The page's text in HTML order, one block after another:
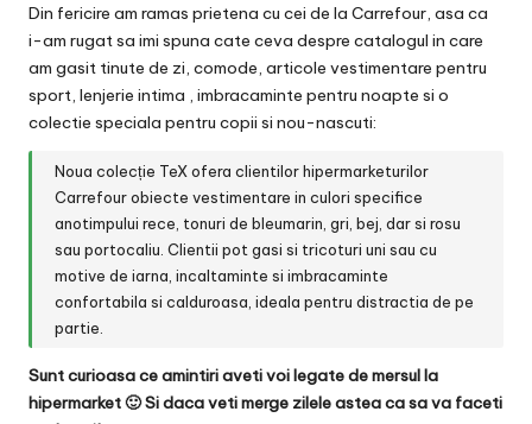
Din fericire am ramas prietena cu cei de la Carrefour, asa ca
i-am rugat sa imi spuna cate ceva despre catalogul in care
am gasit tinute de zi, comode, articole vestimentare pentru
sport, lenjerie intima , imbracaminte pentru noapte si o
colectie speciala pentru copii si nou-nascuti:
Noua colecție TeX ofera clientilor hipermarketurilor
Carrefour obiecte vestimentare in culori specifice
anotimpului rece, tonuri de bleumarin, gri, bej, dar si rosu
sau portocaliu. Clientii pot gasi si tricoturi uni sau cu
motive de iarna, incaltaminte si imbracaminte
confortabila si calduroasa, ideala pentru distractia de pe
partie.
Sunt curioasa ce amintiri aveti voi legate de mersul la
hipermarket 🙂 Si daca veti merge zilele astea ca sa va faceti